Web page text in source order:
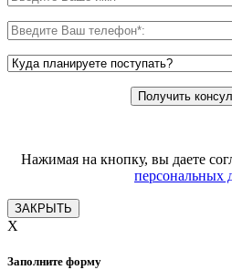
Нажимая на кнопку, вы даете
персональных
ЗАКРЫТЬ
X
Заполните форму